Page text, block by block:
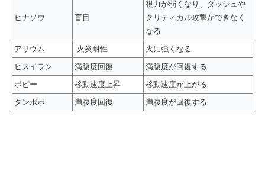
ヒナソウ 盲目
視力が弱くなり、ダッシュや
クリティカル攻撃ができなく
なる
アリウム
火炎耐性
火に強くなる
ヒスイラン
満腹度回復
満腹度が回復する
ポピー
移動速度上昇
移動速度が上がる
タンポポ
満腹度回復 満腹度が回復する